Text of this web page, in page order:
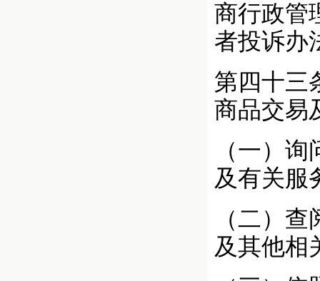
商行政管
者投诉办
第四十三
商品交易
（一）
及有关服
（二）
及其他相